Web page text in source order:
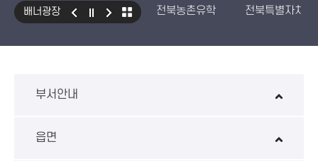
배너광장 전북농촌유학
전북특별자치
부서안내
읍면